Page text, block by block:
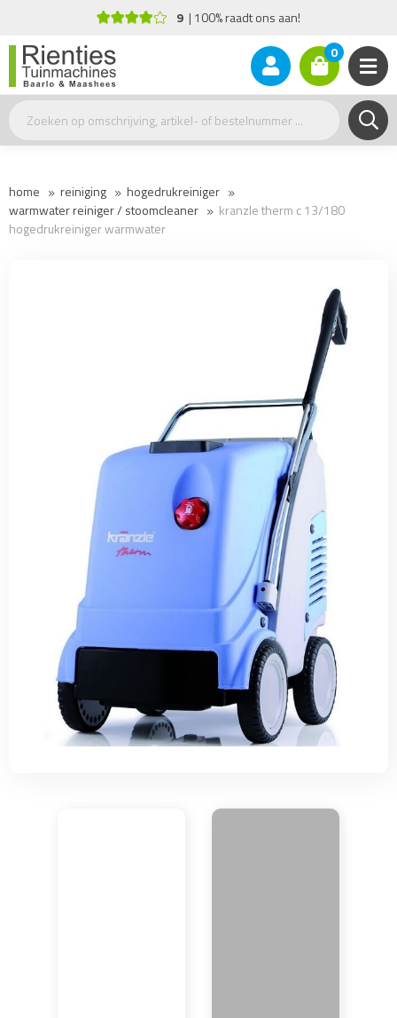
9
100% raadt ons aan!
0
home reiniging
hogedrukreiniger
warmwater reiniger / stoomcleaner
kranzle therm c 13/180
hogedrukreiniger warmwater